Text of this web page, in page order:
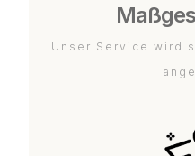
Unser Service wird